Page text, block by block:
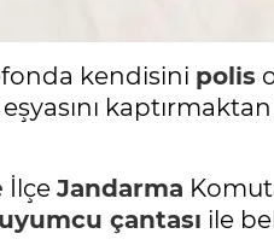
kendisini polis
kaptırmaktan
İlçe Jandarma
çantası ile